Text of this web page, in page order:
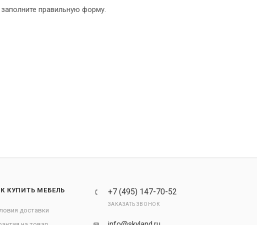
правильную форму.
КУПИТЬ МЕБЕЛЬ
доставки
+7 (495) 147-70-52
ЗАКАЗАТЬ ЗВОНОК